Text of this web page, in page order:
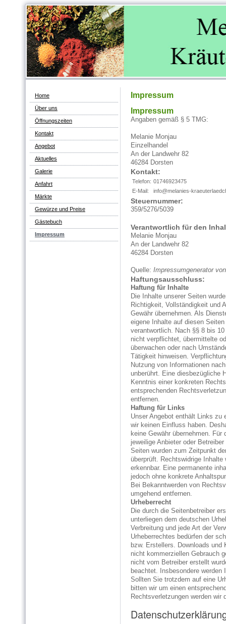
Home
Über uns
Öffnungszeiten
Kontakt
Angebot
Aktuelles
Galerie
Anfahrt
Märkte
Gewürze und Preise
Gästebuch
Impressum
Impressum
Impressum
Angaben gemäß § 5 TMG:
Melanie Monjau
Einzelhandel
An der Landwehr 82
46284 Dorsten
Kontakt:
Telefon: 01746923475
E-Mail:
info@melanies-
Steuernummer:
359/5276/5039
Verantwortlich für den
Melanie Monjau
An der Landwehr 82
46284 Dorsten
Quelle: Impressumgenerator
Haftungsausschluss:
Haftung für Inhalte
Die Inhalte unserer Seiten
Richtigkeit, Vollständigkeit und
Gewähr übernehmen. Als
eigene Inhalte auf diesen
verantwortlich. Nach §§ 8 bis
nicht verpflichtet, übermittelte
überwachen oder nach
Tätigkeit hinweisen.
Nutzung von Informationen
unberührt. Eine diesbezügliche
Kenntnis einer konkreten
entsprechenden
entfernen.
Haftung für Links
Unser Angebot enthält Links zu
wir keinen Einfluss haben.
keine Gewähr übernehmen.
jeweilige Anbieter oder
Seiten wurden zum Zeitpunkt
überprüft. Rechtswidrige
erkennbar. Eine permanente
jedoch ohne konkrete
Bei Bekanntwerden von
umgehend entfernen.
Urheberrecht
Die durch die Seitenbetreiber
unterliegen dem deutschen
Verbreitung und jede Art der
Urheberrechtes bedürfen der
bzw. Erstellers. Downloads
nicht kommerziellen Gebrauch
nicht vom Betreiber erstellt
beachtet. Insbesondere
Sollten Sie trotzdem auf eine
bitten wir um einen
Rechtsverletzungen werden wir